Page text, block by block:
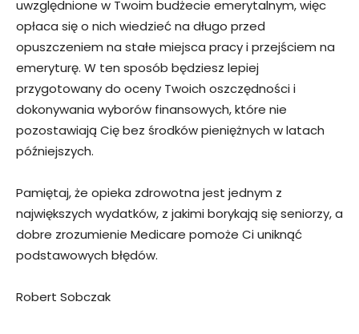
uwzględnione w Twoim budżecie emerytalnym, więc
opłaca się o nich wiedzieć na długo przed
opuszczeniem na stałe miejsca pracy i przejściem na
emeryturę. W ten sposób będziesz lepiej
przygotowany do oceny Twoich oszczędności i
dokonywania wyborów finansowych, które nie
pozostawiają Cię bez środków pieniężnych w latach
późniejszych.
Pamiętaj, że opieka zdrowotna jest jednym z
największych wydatków, z jakimi borykają się seniorzy, a
dobre zrozumienie Medicare pomoże Ci uniknąć
podstawowych błędów.
Robert Sobczak